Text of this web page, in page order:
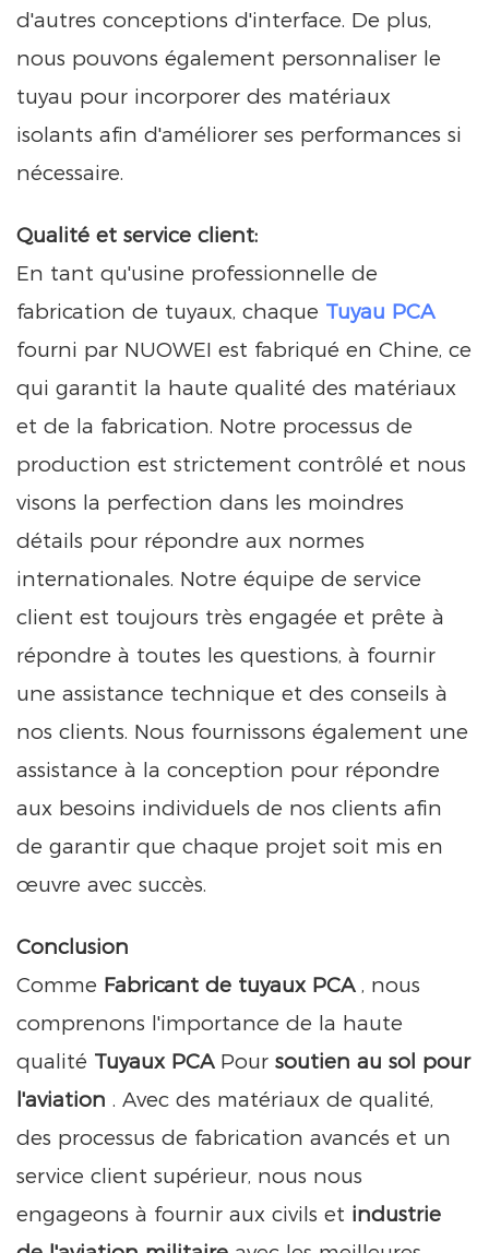
d'autres conceptions d'interface. De plus,
nous pouvons également personnaliser le
tuyau pour incorporer des matériaux
isolants afin d'améliorer ses performances si
nécessaire.
Qualité et service client:
En tant qu'usine professionnelle de
fabrication de tuyaux, chaque Tuyau PCA
fourni par NUOWEI est fabriqué en Chine, ce
qui garantit la haute qualité des matériaux
et de la fabrication. Notre processus de
production est strictement contrôlé et nous
visons la perfection dans les moindres
détails pour répondre aux normes
internationales. Notre équipe de service
client est toujours très engagée et prête à
répondre à toutes les questions, à fournir
une assistance technique et des conseils à
nos clients. Nous fournissons également une
assistance à la conception pour répondre
aux besoins individuels de nos clients afin
de garantir que chaque projet soit mis en
œuvre avec succès.
Conclusion
Comme Fabricant de tuyaux PCA , nous
comprenons l'importance de la haute
qualité Tuyaux PCA Pour soutien au sol pour
l'aviation . Avec des matériaux de qualité,
des processus de fabrication avancés et un
service client supérieur, nous nous
engageons à fournir aux civils et industrie